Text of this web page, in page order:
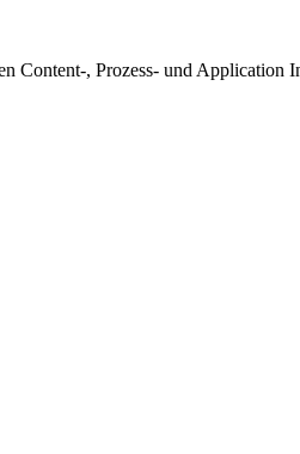
Content-, Prozess- und Application